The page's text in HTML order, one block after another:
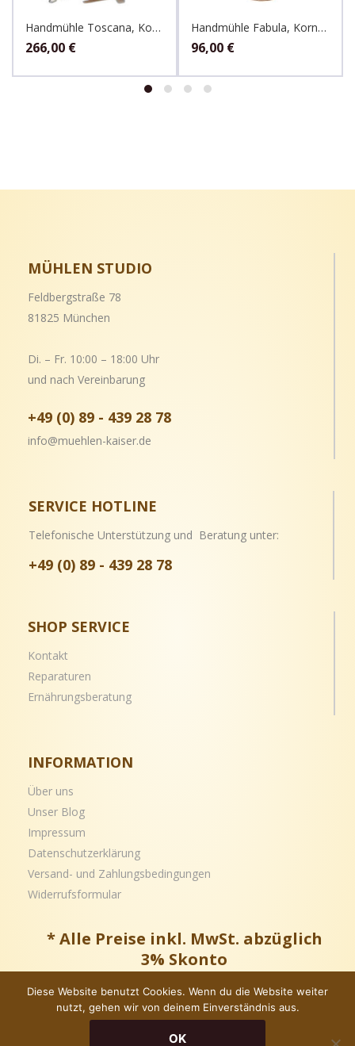
Handmühle Toscana, Kornkraft
266,00 €
Handmühle Fabula, Kornkraft
96,00 €
MÜHLEN STUDIO
Feldbergstraße 78
81825 München
Di. – Fr. 10:00 – 18:00 Uhr
und nach Vereinbarung
+49 (0) 89 - 439 28 78
info@muehlen-kaiser.de
SERVICE HOTLINE
Telefonische Unterstützung und Beratung unter:
+49 (0) 89 - 439 28 78
SHOP SERVICE
Kontakt
Reparaturen
Ernährungsberatung
INFORMATION
Über uns
Unser Blog
Impressum
Datenschutzerklärung
Versand- und Zahlungsbedingungen
Widerrufsformular
* Alle Preise inkl. MwSt. abzüglich
3% Skonto
Copyright © – Alle Rechte vorbehalten
Diese Website benutzt Cookies. Wenn du die Website weiter
nutzt, gehen wir von deinem Einverständnis aus.
OK